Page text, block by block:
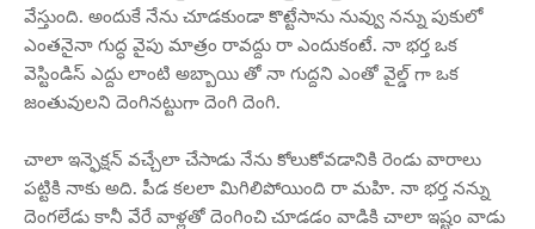
వేస్తుంది. అందుకే నేను చూడకుండా కొట్టేసాను నువ్వు నన్ను పుకులో
ఎంతనైనా గుద్ధ వైపు మాత్రం రావద్దు రా ఎందుకంటే. నా భర్త ఒక
వెస్టిండిస్ ఎద్దు లాంటి అబ్బాయి తో నా గుద్దని ఎంతో వైల్డ్ గా ఒక
జంతువులని దెంగినట్టుగా దెంగి దెంగి.
చాలా ఇన్ఫెక్షన్ వచ్చేలా చేసాడు నేను కోలుకోవడానికి రెండు వారాలు
పట్టికి నాకు అది. పీడ కలలా మిగిలిపోయింది రా మహి. నా భర్త నన్ను
దెంగలేడు కానీ వేరే వాళ్లతో దెంగించి చూడడం వాడికి చాలా ఇష్టం వాడు